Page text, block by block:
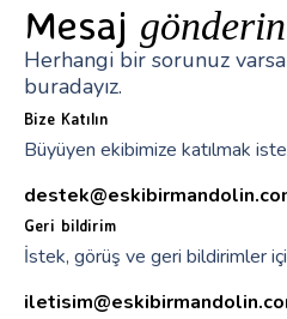
Mesaj
Herhangi bir sorunuz
buradayız.
Bize Katılın
Büyüyen ekibimize katılmak
Geri bildirim
İstek, görüş ve geri bildirimler